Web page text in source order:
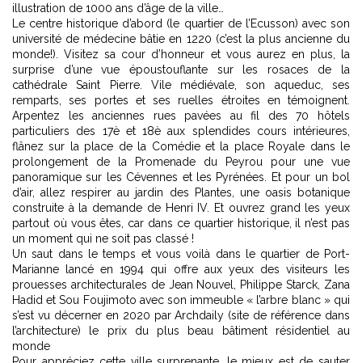
illustration de 1000 ans d’âge de la ville…
Le centre historique d’abord (le quartier de l’Ecusson) avec son
université de médecine bâtie en 1220 (c’est la plus ancienne du
monde!). Visitez sa cour d’honneur et vous aurez en plus, la
surprise d’une vue époustouflante sur les rosaces de la
cathédrale Saint Pierre. Vile médiévale, son aqueduc, ses
remparts, ses portes et ses ruelles étroites en témoignent.
Arpentez les anciennes rues pavées au fil des 70 hôtels
particuliers des 17è et 18è aux splendides cours intérieures,
flânez sur la place de la Comédie et la place Royale dans le
prolongement de la Promenade du Peyrou pour une vue
panoramique sur les Cévennes et les Pyrénées. Et pour un bol
d’air, allez respirer au jardin des Plantes, une oasis botanique
construite à la demande de Henri IV. Et ouvrez grand les yeux
partout où vous êtes, car dans ce quartier historique, il n’est pas
un moment qui ne soit pas classé !
Un saut dans le temps et vous voilà dans le quartier de Port-
Marianne lancé en 1994 qui offre aux yeux des visiteurs les
prouesses architecturales de Jean Nouvel, Philippe Starck, Zana
Hadid et Sou Foujimoto avec son immeuble « l’arbre blanc » qui
s’est vu décerner en 2020 par Archdaily (site de référence dans
l’architecture) le prix du plus beau bâtiment résidentiel au
monde